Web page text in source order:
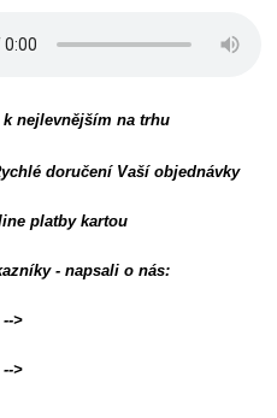
k nejlevnějším na trhu
doručení Vaší objednávky
platby kartou
- napsali o nás:
>
>